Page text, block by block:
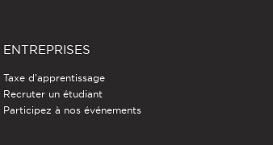
ENTREPRISES
Taxe d'apprentissage
Recruter un étudiant
Participez à nos événements